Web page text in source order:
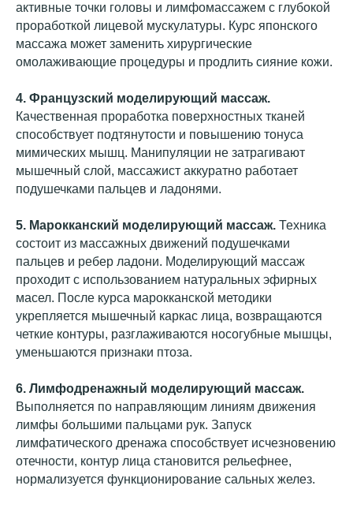
активные точки головы и лимфомассажем с глубокой
проработкой лицевой мускулатуры. Курс японского
массажа может заменить хирургические
омолаживающие процедуры и продлить сияние кожи.
4. Французский моделирующий массаж.
Качественная проработка поверхностных тканей
способствует подтянутости и повышению тонуса
мимических мышц. Манипуляции не затрагивают
мышечный слой, массажист аккуратно работает
подушечками пальцев и ладонями.
5. Марокканский моделирующий массаж. Техника
состоит из массажных движений подушечками
пальцев и ребер ладони. Моделирующий массаж
проходит с использованием натуральных эфирных
масел. После курса марокканской методики
укрепляется мышечный каркас лица, возвращаются
четкие контуры, разглаживаются носогубные мышцы,
уменьшаются признаки птоза.
6. Лимфодренажный моделирующий массаж.
Выполняется по направляющим линиям движения
лимфы большими пальцами рук. Запуск
лимфатического дренажа способствует исчезновению
отечности, контур лица становится рельефнее,
нормализуется функционирование сальных желез.
Записаться
консультация
эстиста?